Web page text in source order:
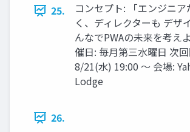
25.
コンセプト: 「エンジニア
く、ディレクターも デザ
んなでPWAの未来を考え
催日: 毎月第三水曜日 次
8/21(水) 19:00 〜 会場:
Lodge
26.